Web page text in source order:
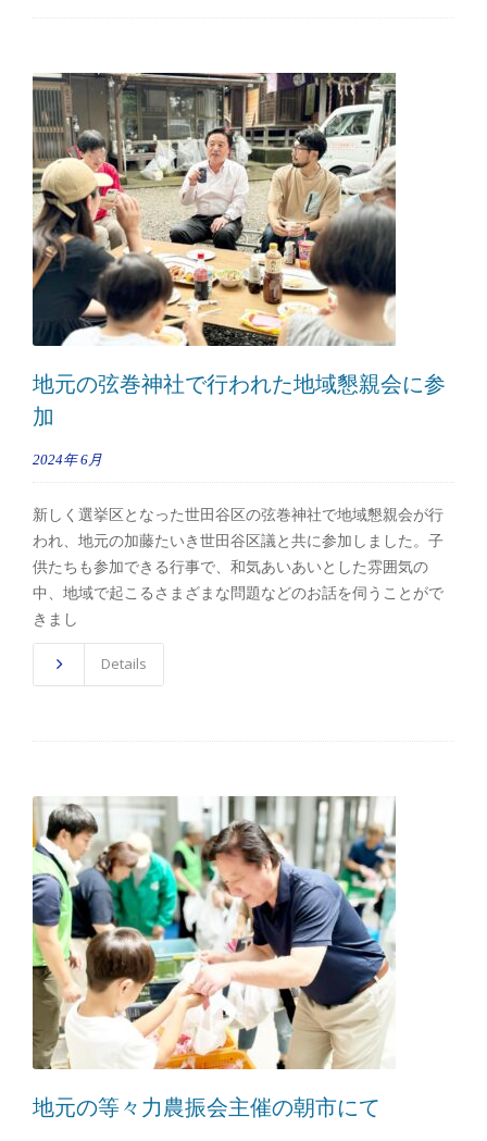
地元の弦巻神社で行われた地域懇親会に参
加
2024年 6月
新しく選挙区となった世田谷区の弦巻神社で地域懇親会が行
われ、地元の加藤たいき世田谷区議と共に参加しました。子
供たちも参加できる行事で、和気あいあいとした雰囲気の
中、地域で起こるさまざまな問題などのお話を伺うことがで
きまし
Details
地元の等々力農振会主催の朝市にて